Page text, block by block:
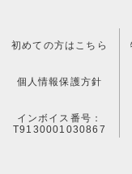
初めての方はこちら
個人情報保護方針
インボイス番号：
T9130001030867